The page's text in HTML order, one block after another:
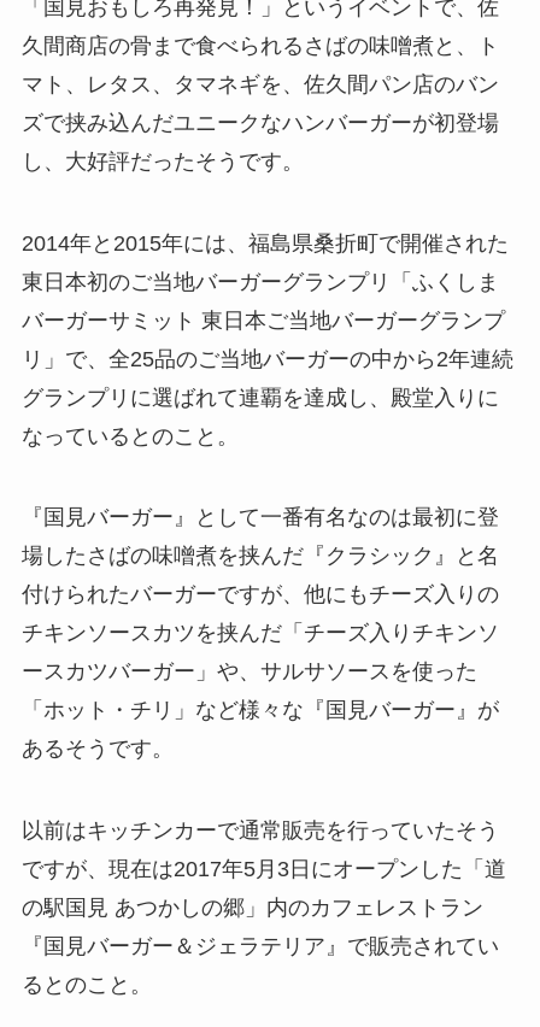
「国見おもしろ再発見！」というイベントで、佐
久間商店の骨まで食べられるさばの味噌煮と、ト
マト、レタス、タマネギを、佐久間パン店のバン
ズで挟み込んだユニークなハンバーガーが初登場
し、大好評だったそうです。
2014年と2015年には、福島県桑折町で開催された
東日本初のご当地バーガーグランプリ「ふくしま
バーガーサミット 東日本ご当地バーガーグランプ
リ」で、全25品のご当地バーガーの中から2年連続
グランプリに選ばれて連覇を達成し、殿堂入りに
なっているとのこと。
『国見バーガー』として一番有名なのは最初に登
場したさばの味噌煮を挟んだ『クラシック』と名
付けられたバーガーですが、他にもチーズ入りの
チキンソースカツを挟んだ「チーズ入りチキンソ
ースカツバーガー」や、サルサソースを使った
「ホット・チリ」など様々な『国見バーガー』が
あるそうです。
以前はキッチンカーで通常販売を行っていたそう
ですが、現在は2017年5月3日にオープンした「道
の駅国見 あつかしの郷」内のカフェレストラン
『国見バーガー＆ジェラテリア』で販売されてい
るとのこと。